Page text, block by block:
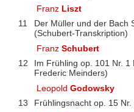
Franz Liszt
11
Der Müller und der Bach
(Schubert-Transkription)
FranzSchubert
12
Im Frühling op. 101 Nr. 1
Frederic Meinders)
LeopoldGodowsky
13
Frühlingsnacht op. 15 Nr.